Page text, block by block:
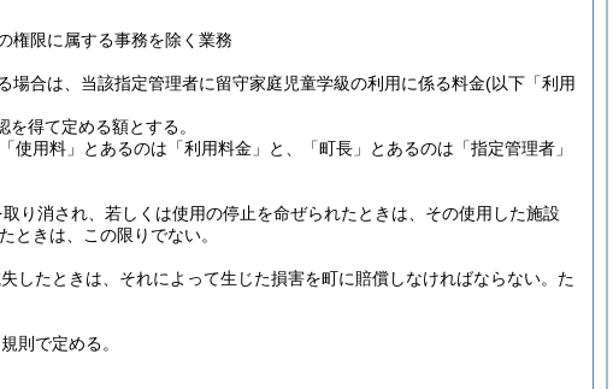
権限に属する事務を除く業務
合は、当該指定管理者に留守家庭児童学級の利用に係る料金(以下「利用
得て定める額とする。
使用料」とあるのは「利用料金」と、「町長」とあるのは「指定管理者」
り消され、若しくは使用の停止を命ぜられたときは、その使用した施設
ときは、この限りでない。
たときは、それによって生じた損害を町に賠償しなければならない。 た
則で定める。